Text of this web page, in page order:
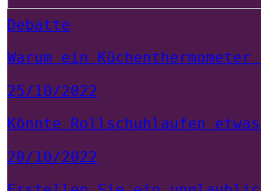
Debatte
Warum ein
25/10/2022
Könnte Rollschuhlaufen
20/10/2022